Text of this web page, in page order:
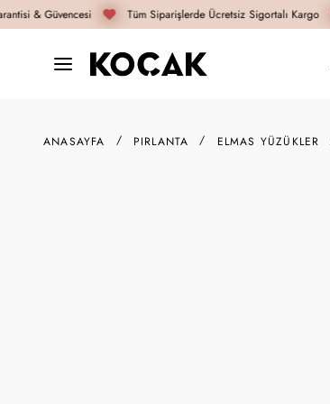
& Güvencesi Tüm Siparişlerde Ücretsiz Sigortalı Kargo
ANASAYFA PIRLANTA ELMAS YÜZÜKLER